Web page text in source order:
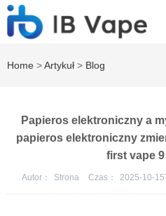
Home >Artykuł > Blog
Papieros elektroniczny a
papieros elektroniczny
first vape
Autor： Strona Czas： 2025-10-